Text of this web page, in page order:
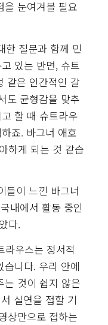
을 눈여겨볼 필요
한 질문과 함께 민
있는 반면, 슈트
같은 인간적인 갈
도 균형감을 맞추
할 때 슈트라우
하죠. 바그너 애호
하게 되는 것 같습
들이 느낀 바그너
내에서 활동 중인
다.
라우스는 정서적
니다. 우리 안에
는 것이 쉽지 않은
실연을 접할 기
상만으로 접하는